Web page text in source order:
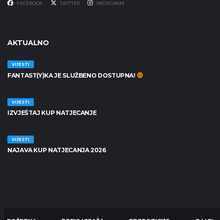
FACEBOOK TWITTER INSTAGRAM
AKTUALNO
VIJESTI
FANTAST(Y)KA JE SLUŽBENO DOSTUPNA!
VIJESTI
IZVJEŠTAJ KUP NATJECANJE
VIJESTI
NAJAVA KUP NATJECANJA 2026